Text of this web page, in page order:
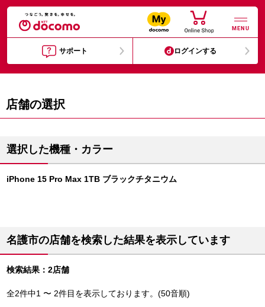
MENU
サポート ログインする
店舗の選択
選択した機種・カラー
iPhone 15 Pro Max 1TB ブラックチタニウム
名護市の店舗を検索した結果を表示しています
検索結果：2店舗
全2件中1 〜 2件目を表示しております。(50音順)